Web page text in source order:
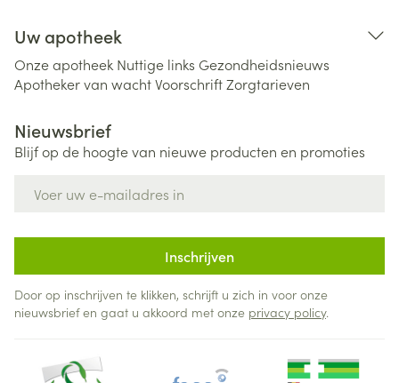
Uw apotheek
Onze apotheek Nuttige links Gezondheidsnieuws
Apotheker van wachtVoorschriftZorgtarieven
Nieuwsbrief
Blijf op de hoogte van nieuwe producten en promoties
Inschrijven
Door op inschrijven te klikken, schrijft u zich in voor onze
nieuwsbrief en gaat u akkoord met onze privacy policy.